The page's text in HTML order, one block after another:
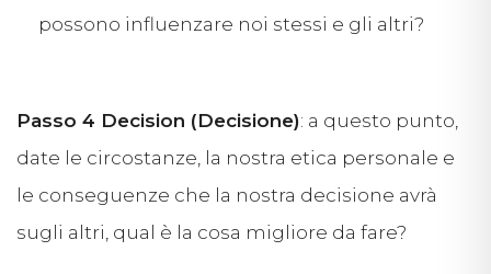
possono influenzare noi stessi e gli altri?
Passo 4 Decision (Decisione): a questo punto,
date le circostanze, la nostra etica personale e
le conseguenze che la nostra decisione avrà
sugli altri, qual è la cosa migliore da fare?